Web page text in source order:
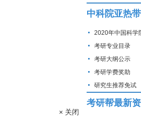
中科院亚热
2020年中国科学
线
考研专业目录
考研大纲公示
考研学费奖助
研究生推荐免试
考研帮最新
× 关闭